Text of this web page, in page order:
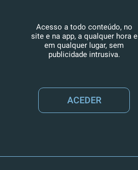
Acesso a todo conteúdo, no
site e na app, a qualquer hora e
em qualquer lugar, sem
publicidade intrusiva.
ACEDER